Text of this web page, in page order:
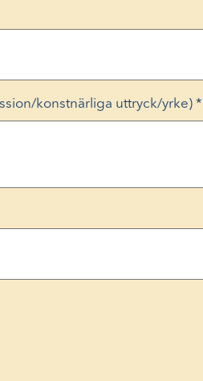
konstnärliga uttryck/yrke) *